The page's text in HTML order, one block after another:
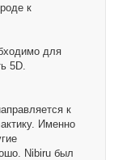
к
для
5D.
к
Именно
Nibiru был